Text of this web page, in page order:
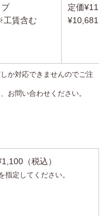
賃含む
定価
¥10,681
か対応できませんのでご注
お問い合わせください。
（税込）
定してください。